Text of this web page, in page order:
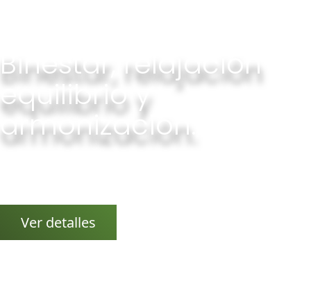
Binestar, relajación
equilibrio y
armonización.
Ver detalles